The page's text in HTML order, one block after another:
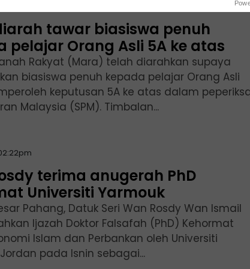
tawar biasiswa penuh
pelajar Orang Asli 5A ke atas
Rakyat (Mara) telah diarahkan supaya
biasiswa penuh kepada pelajar Orang Asli
keputusan 5A ke atas dalam
Malaysia (SPM). Timbalan...
terima anugerah PhD
Universiti Yarmouk
Pahang, Datuk Seri Wan Rosdy Wan Ismail
Ijazah Doktor Falsafah (PhD) Kehormat
Islam dan Perbankan oleh Universiti
pada Isnin sebagai...